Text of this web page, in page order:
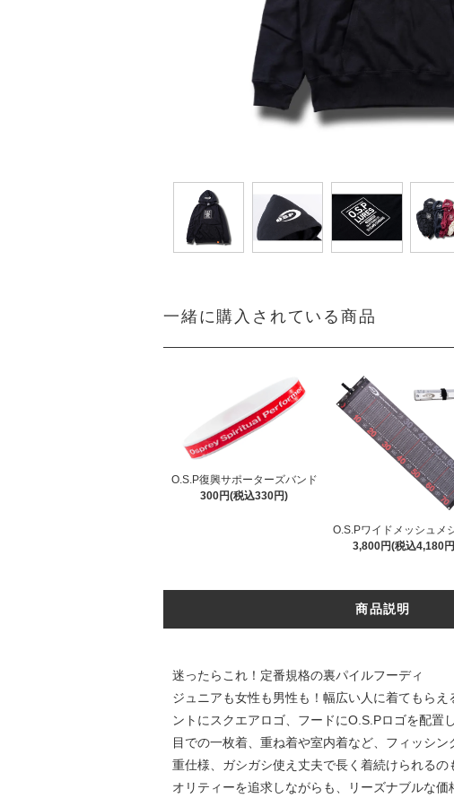
一緒に購入されている商品
O.S.P復興サポーターズバンド
300円(税込330円)
O.S.Pワイドメッシュメ
3,800円(税込4,180
商品説明
迷ったらこれ！定番規格の裏パイルフーディ
ジュニアも女性も男性も！幅広い人に着てもら
ントにスクエアロゴ、フードにO.S.Pロゴを配置
目での一枚着、重ね着や室内着など、フィッシ
重仕様、ガシガシ使え丈夫で長く着続けられる
オリティーを追求しながらも、リーズナブルな価